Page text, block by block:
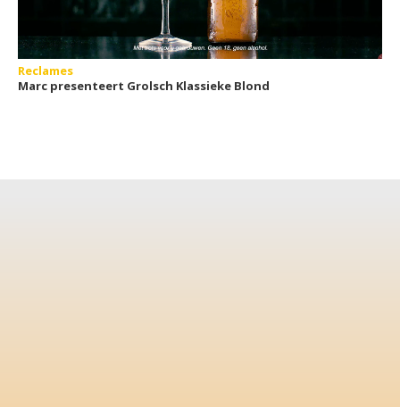
Reclames
Marc presenteert Grolsch Klassieke Blond